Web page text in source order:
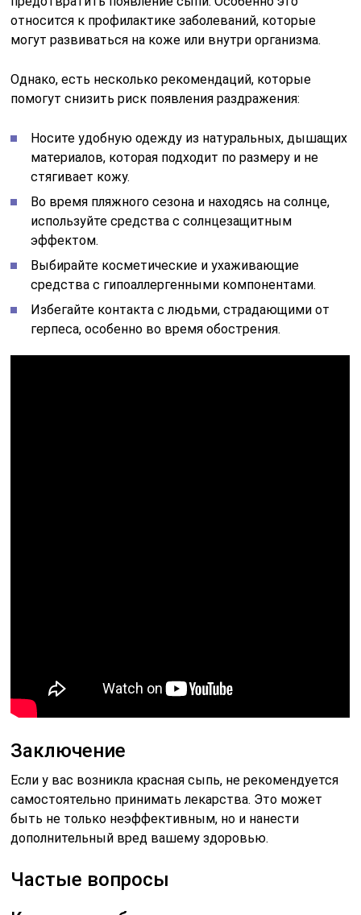
относится к профилактике заболеваний, которые
могут развиваться на коже или внутри организма.
Однако, есть несколько рекомендаций, которые
помогут снизить риск появления раздражения:
Носите удобную одежду из натуральных, дышащих
материалов, которая подходит по размеру и не
стягивает кожу.
Во время пляжного сезона и находясь на солнце,
используйте средства с солнцезащитным
эффектом.
Выбирайте косметические и ухаживающие
средства с гипоаллергенными компонентами.
Избегайте контакта с людьми, страдающими от
герпеса, особенно во время обострения.
Заключение
Если у вас возникла красная сыпь, не рекомендуется
самостоятельно принимать лекарства. Это может
быть не только неэффективным, но и нанести
дополнительный вред вашему здоровью.
Частые вопросы